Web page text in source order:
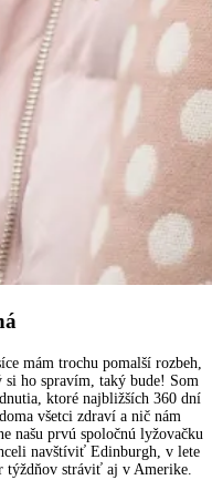
mám trochu pomalší rozbeh,
ho spravím, taký bude! Som
ktoré najbližších 360 dní
všetci zdraví a nič nám
našu prvú spoločnú lyžovačku
navštíviť Edinburgh, v lete
týždňov stráviť aj v Amerike.